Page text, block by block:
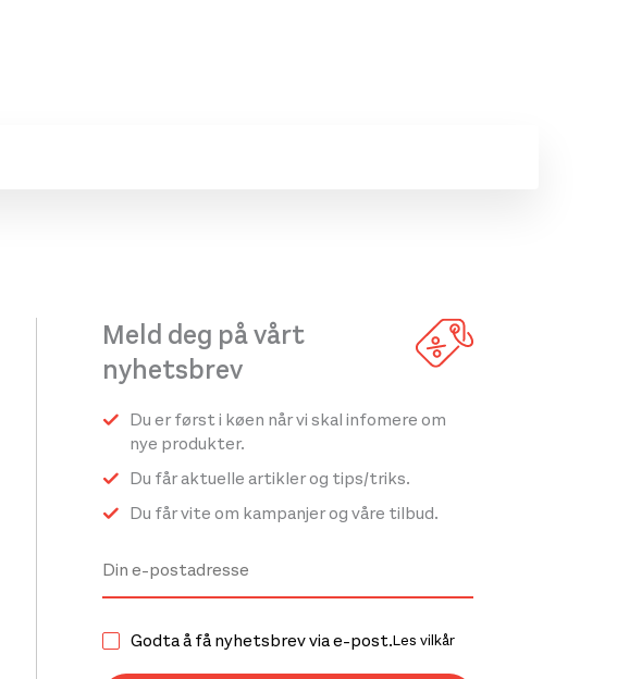
Meld deg på vårt
nyhetsbrev
Du er først i køen når vi skal infomere om
nye produkter.
Du får aktuelle artikler og tips/triks.
Du får vite om kampanjer og våre tilbud.
Godta å få nyhetsbrev via e-post.Les vilkår